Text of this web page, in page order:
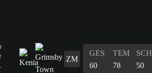
ZM
GES
60
TEM
78
SCH
50